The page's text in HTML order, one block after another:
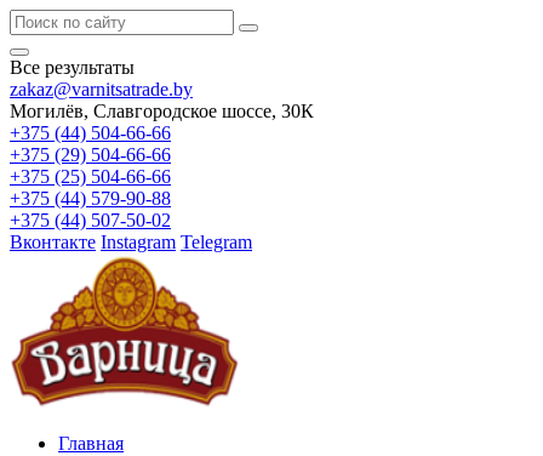
Все результаты
zakaz@varnitsatrade.by
Могилёв, Славгородское шоссе, 30К
+375 (44) 504-66-66
+375 (29) 504-66-66
+375 (25) 504-66-66
+375 (44) 579-90-88
+375 (44) 507-50-02
Вконтакте Instagram Telegram
Главная